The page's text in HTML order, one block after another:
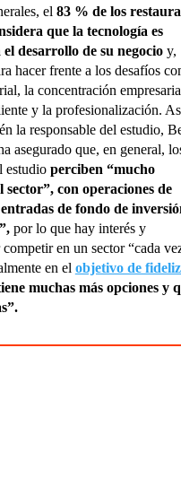
el 83 % de los
que la tecnología es
desarrollo de su negocioy,
hacer frente a los desafíos
la concentración
y la profesionalización.
la responsable del estudio,
asegurado que, en general,
estudioperciben “mucho
sector”, con operaciones de
de fondo de
por lo que hay interés y
en un sector “cada
en el objetivo de
muchas más opciones y